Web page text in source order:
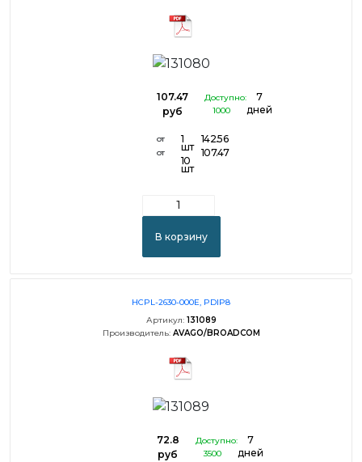
107.47
руб
Доступно:
1000
7
дней
от
от
1
шт
10
шт
142.56
107.47
В корзину
HCPL-2630-000E, PDIP8
Артикул: 131089
Производитель: AVAGO/BROADCOM
72.8
руб
Доступно:
3500
7
дней